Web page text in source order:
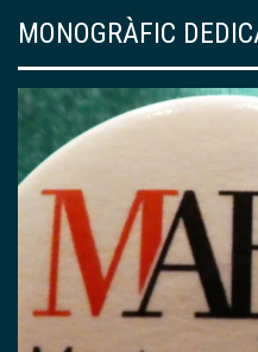
MONOGRÀFIC